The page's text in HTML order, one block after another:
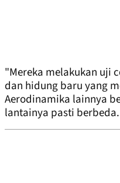
"Mereka melakukan uji
dan hidung baru yang
Aerodinamika lainnya
lantainya pasti berbeda.